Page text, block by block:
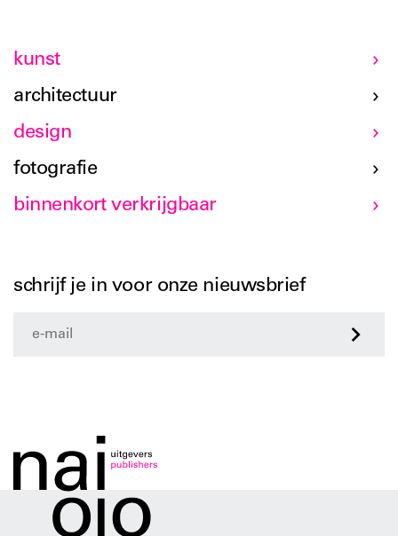
kunst
architectuur
design
fotografie
binnenkort verkrijgbaar
schrijf je in voor onze nieuwsbrief